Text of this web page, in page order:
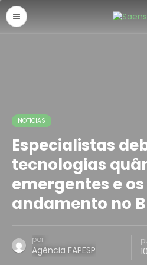
NOTÍCIAS
Especialistas
tecnologias
emergentes e
andamento no
por
Agência FAPESP